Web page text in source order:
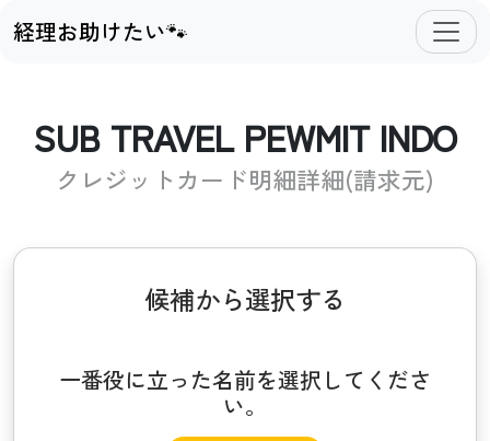
経理お助けたい🐾
SUB TRAVEL PEWMIT INDO
クレジットカード明細詳細(請求元)
候補から選択する
一番役に立った名前を選択してくださ
い。